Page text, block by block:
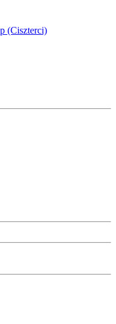
(Ciszterci)